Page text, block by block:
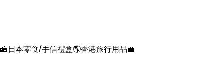
🍰日本零食/手信禮盒🌎香港旅行用品💼